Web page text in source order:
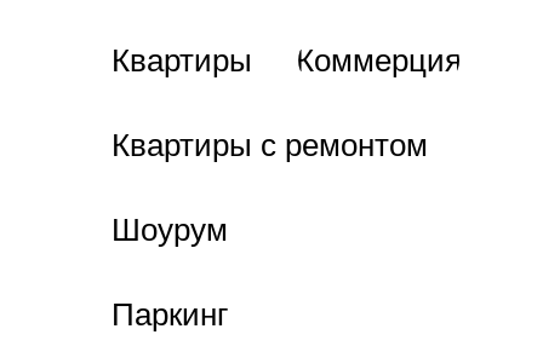
Квартиры с ремонтом
Шоурум
Паркинг
Коммерция
Квартиры